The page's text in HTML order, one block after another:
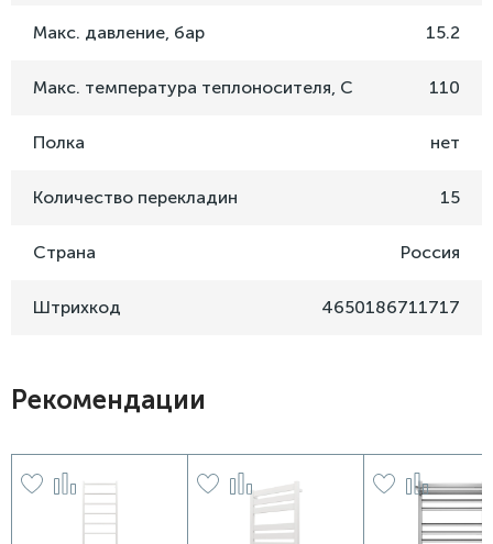
Макс. давление, бар 15.2
Макс. температура теплоносителя, C 110
Полка нет
Количество перекладин 15
Страна Россия
Штрихкод 4650186711717
Рекомендации